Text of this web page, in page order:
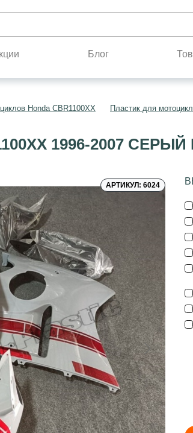
Блог
Honda CBR1100XX Пластик для
1996-2007
АРТИКУЛ: 6024